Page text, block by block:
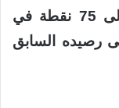
بعد هذا الفوز رفع الأهلي رصيده إلى 75 نقطة في
رصيده السابق